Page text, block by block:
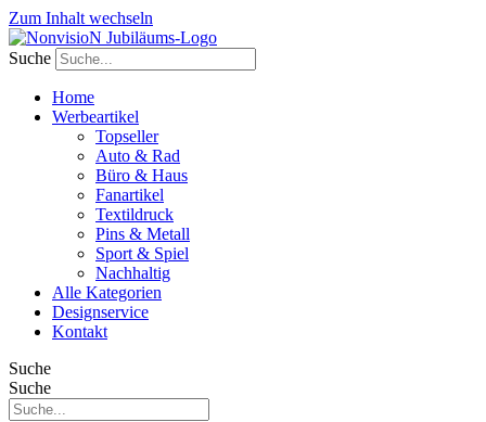
Zum Inhalt wechseln
Suche
Home
Werbeartikel
Topseller
Auto & Rad
Büro & Haus
Fanartikel
Textildruck
Pins & Metall
Sport & Spiel
Nachhaltig
Alle Kategorien
Designservice
Kontakt
Suche
Suche